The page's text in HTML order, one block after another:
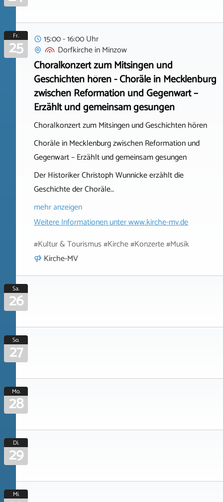
Fr.
25
15:00 - 16:00 Uhr
DorfkircheinMinzow
Choralkonzert zum Mitsingen und
Geschichten hören - Choräle in Mecklenburg
zwischen Reformation und Gegenwart –
Erzählt und gemeinsam gesungen
Choralkonzert zum Mitsingen und Geschichten hören
Choräle in Mecklenburg zwischen Reformation und
Gegenwart – Erzählt und gemeinsam gesungen
Der Historiker Christoph Wunnicke erzählt die
Geschichte der Choräle…
mehr anzeigen
Weitere Informationen unterwww.kirche-mv.de
#Kultur & Tourismus #Kirche #Konzerte #Musik
Kirche-MV
Sa.
26
So.
27
Mo.
28
Di.
29
Mi.